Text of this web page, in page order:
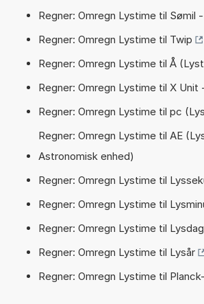
Regner: Omregn Lystime til Sømil
Regner: Omregn Lystime til Twip
Regner: Omregn Lystime til Å
Regner: Omregn Lystime til X Unit
Regner: Omregn Lystime til pc
Regner: Omregn Lystime til AE
Astronomisk enhed)
Regner: Omregn Lystime til
Regner: Omregn Lystime til
Regner: Omregn Lystime til
Regner: Omregn Lystime til Lysår
Regner: Omregn Lystime til